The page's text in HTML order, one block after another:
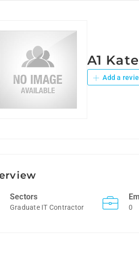
A1
Add a
Sectors
Graduate IT Contractor 0